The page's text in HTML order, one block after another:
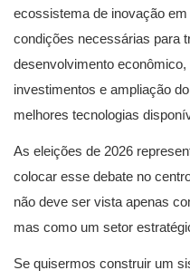
ecossistema de inovação
condições necessárias para
desenvolvimento
investimentos e ampliação
melhores tecnologias
As eleições de 2026
colocar esse debate no
não deve ser vista apenas
mas como um setor
Se quisermos construir um